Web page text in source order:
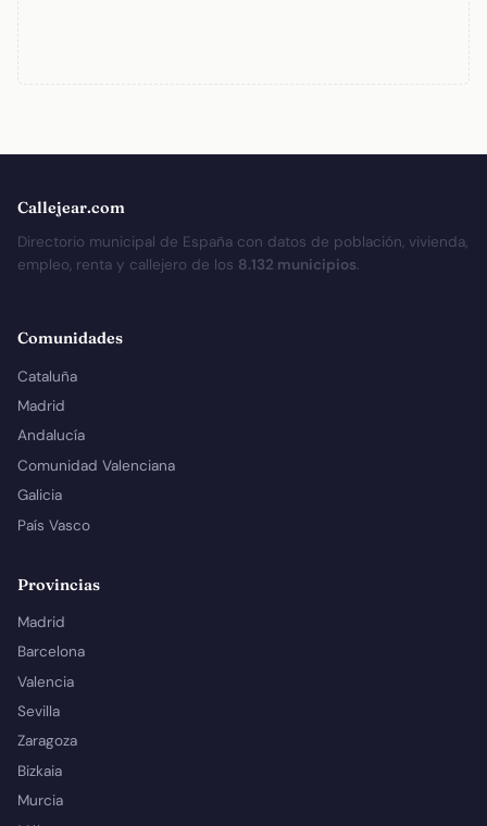
Callejear.com
Directorio municipal de España con datos de población, vivienda,
empleo, renta y callejero de los 8.132 municipios.
Comunidades
Cataluña
Madrid
Andalucía
Comunidad Valenciana
Galicia
País Vasco
Provincias
Madrid
Barcelona
Valencia
Sevilla
Zaragoza
Bizkaia
Murcia